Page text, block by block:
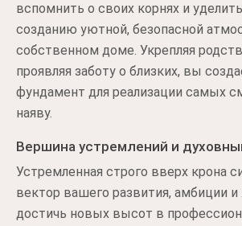
вспомнить о своих корнях и
созданию уютной, безопасной
собственном доме. Укрепляя
проявляя заботу о близких, вы
фундамент для реализации самых
наяву.
Вершина устремлений и
Устремленная строго вверх крона
вектор вашего развития, амбиции и
достичь новых высот в